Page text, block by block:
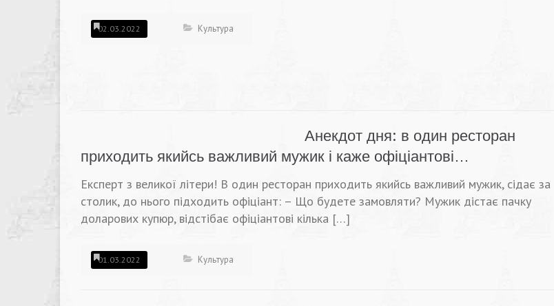
02.03.2022 Культура
Анекдот дня: в один ресторан
приходить якийсь важливий мужик і каже офіціантові…
Експерт з великої літери! В один ресторан приходить якийсь важливий мужик, сідає за
столик, до нього підходить офіціант: – Що будете замовляти? Мужик дістає пачку
доларових купюр, відстібає офіціантові кілька […]
01.03.2022 Культура